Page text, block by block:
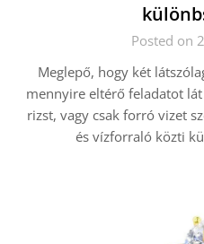
Posted on
Meglepő, hogy két
mennyire eltérő feladatot
rizst, vagy csak forró vizet
és vízforraló közti